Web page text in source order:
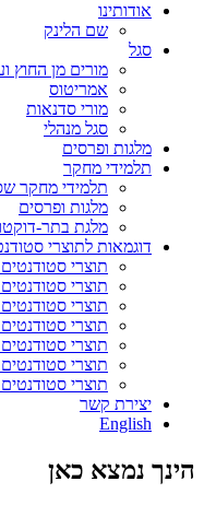
אודותינו
שם הלינק
סגל
מורים מן החוץ
אמריטוס
מורי סדנאות
סגל מנהלי
מלגות ופרסים
תלמידי מחקר
תלמידי מחקר
מלגות ופרסים
מלגת בתר-
דוגמאות לתוצרי
תוצרי סטודנטים
תוצרי סטודנטים
תוצרי סטודנטים
תוצרי סטודנטים
תוצרי סטודנטים
תוצרי סטודנטים
תוצרי סטודנטים
יצירת קשר
English
הינך נמצא כאן